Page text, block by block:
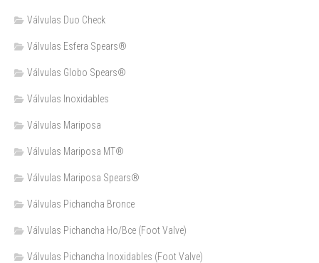
Válvulas Duo Check
Válvulas Esfera Spears®
Válvulas Globo Spears®
Válvulas Inoxidables
Válvulas Mariposa
Válvulas Mariposa MT®
Válvulas Mariposa Spears®
Válvulas Pichancha Bronce
Válvulas Pichancha Ho/Bce (Foot Valve)
Válvulas Pichancha Inoxidables (Foot Valve)